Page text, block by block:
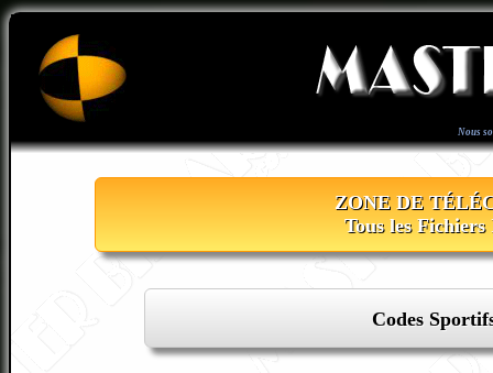
Nous
ZONE DE
Tous les
Codes